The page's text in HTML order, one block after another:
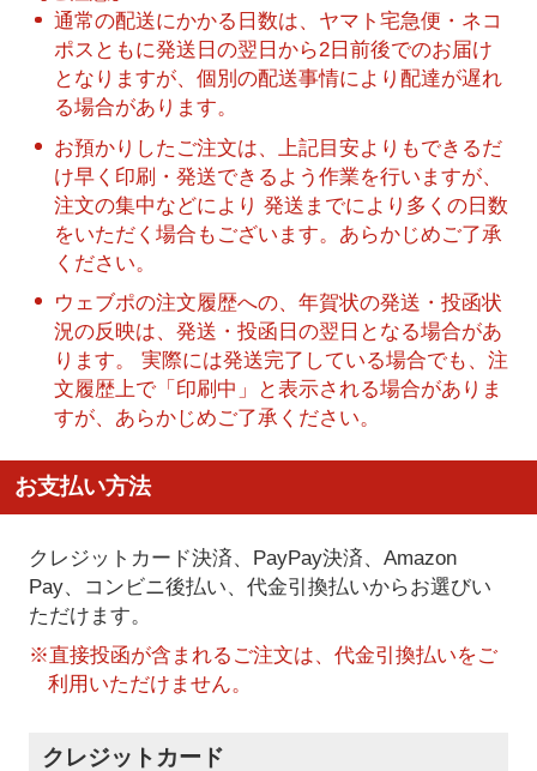
通常の配送にかかる日数は、ヤマト宅急便・ネコ
ポスともに発送日の翌日から2日前後でのお届け
となりますが、個別の配送事情により配達が遅れ
る場合があります。
お預かりしたご注文は、上記目安よりもできるだ
け早く印刷・発送できるよう作業を行いますが、
注文の集中などにより 発送までにより多くの日数
をいただく場合もございます。あらかじめご了承
ください。
ウェブポの注文履歴への、年賀状の発送・投函状
況の反映は、発送・投函日の翌日となる場合があ
ります。 実際には発送完了している場合でも、注
文履歴上で「印刷中」と表示される場合がありま
すが、あらかじめご了承ください。
お支払い方法
クレジットカード決済、PayPay決済、Amazon
Pay、コンビニ後払い、代金引換払いからお選びい
ただけます。
※直接投函が含まれるご注文は、代金引換払いをご
利用いただけません。
クレジットカード